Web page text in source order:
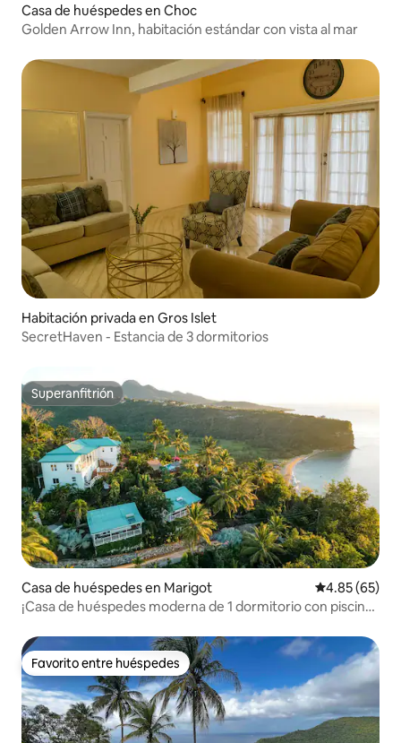
Casa de huéspedes en Choc
Golden Arrow Inn, habitación estándar con vista al mar
Habitación privada en Gros Islet
SecretHaven - Estancia de 3 dormitorios
Superanfitrión
Superanfitrión
Casa de huéspedes en Marigot Calificación
4.85 (65)
¡Casa de huéspedes moderna de 1 dormitorio con piscina
Favorito entre huéspedes
Favorito entre huéspedes